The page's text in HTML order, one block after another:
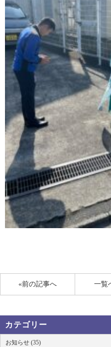
«前の記事へ 一覧
カテゴリー
お知らせ (35)